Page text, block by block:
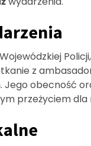
z
Jego obecność
przeżyciem dla